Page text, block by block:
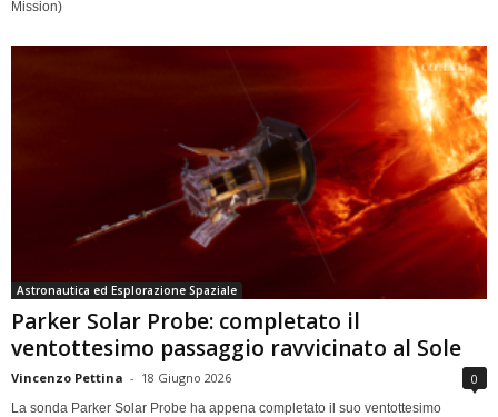
Mission)
Astronautica ed Esplorazione Spaziale
Parker Solar Probe: completato il
ventottesimo passaggio ravvicinato al Sole
Vincenzo Pettina - 18 Giugno 2026 0
La sonda Parker Solar Probe ha appena completato il suo ventottesimo